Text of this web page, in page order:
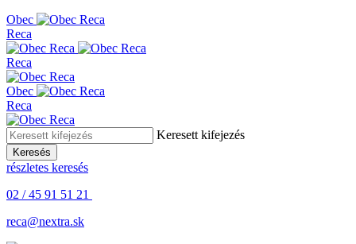
Obec
Reca
Reca
Obec
Reca
Keresett kifejezés
Keresés
részletes keresés
02 / 45 91 51 21
reca@nextra.sk